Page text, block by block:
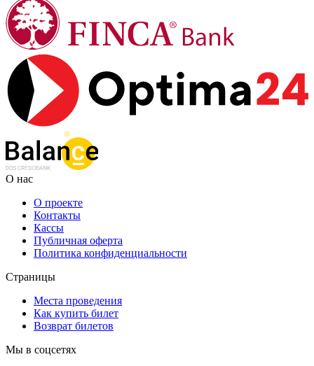
О нас
О проекте
Контакты
Кассы
Публичная оферта
Политика конфиденциальности
Страницы
Места проведения
Как купить билет
Возврат билетов
Мы в соцсетях